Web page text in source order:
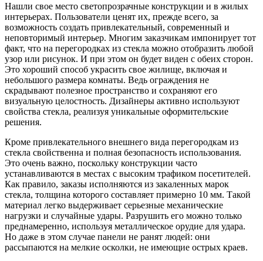
Нашли свое место светопрозрачные конструкции и в жилых
интерьерах. Пользователи ценят их, прежде всего, за
возможность создать привлекательный, современный и
неповторимый интерьер. Многим заказчикам импонирует тот
факт, что на перегородках из стекла можно отобразить любой
узор или рисунок. И при этом он будет виден с обеих сторон.
Это хороший способ украсить свое жилище, включая и
небольшого размера комнаты. Ведь ограждения не
скрадывают полезное пространство и сохраняют его
визуальную целостность. Дизайнеры активно используют
свойства стекла, реализуя уникальные оформительские
решения.
Кроме привлекательного внешнего вида перегородкам из
стекла свойственна и полная безопасность использования.
Это очень важно, поскольку конструкции часто
устанавливаются в местах с высоким трафиком посетителей.
Как правило, заказы исполняются из закаленных марок
стекла, толщина которого составляет примерно 10 мм. Такой
материал легко выдерживает серьезные механические
нагрузки и случайные удары. Разрушить его можно только
преднамеренно, используя металлическое орудие для удара.
Но даже в этом случае панели не ранят людей: они
рассыпаются на мелкие осколки, не имеющие острых краев.